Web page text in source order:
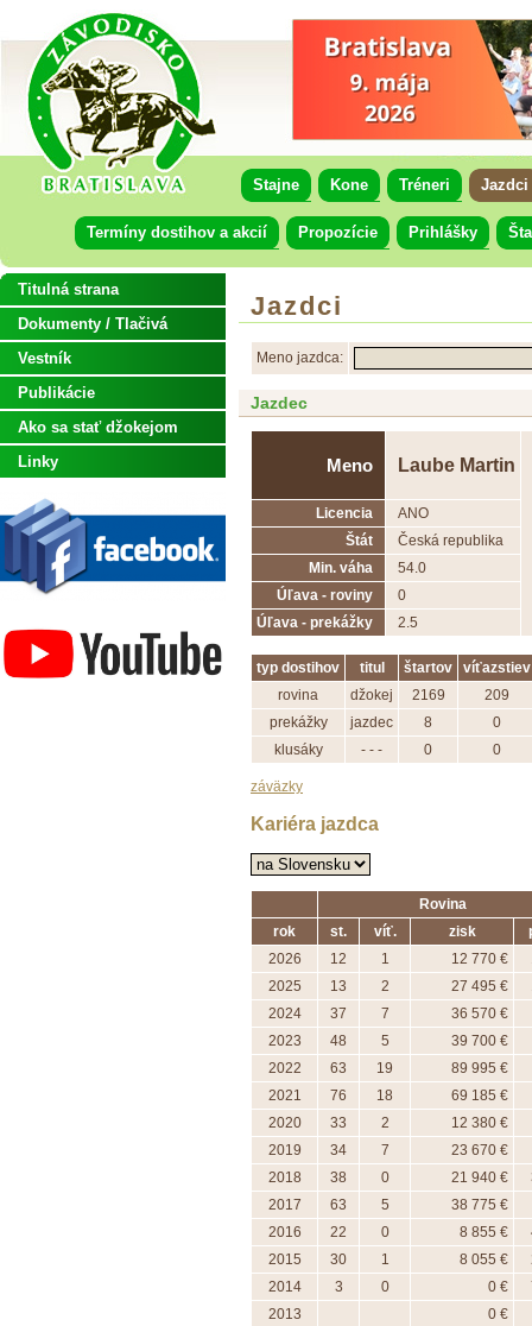
Stajne Kone Tréneri Jazdci
Termíny dostihov a akcií Propozície Prihlášky
Jazdci
Meno jazdca:
Jazdec
Meno Laube Martin
Licencia
ANO
Štát
Česká republika
Min. váha
54.0
Úľava - roviny
0
Úľava - prekážky
2.5
typ dostihov titul štartov
víťazstiev
rovina
džokej 2169
209
prekážky
jazdec 8
0
klusáky
- - - 0 0
záväzky
Kariéra jazdca
Rovina
rok
st. víť. zisk
2026
12 1 12 770 €
2025
13 2 27 495 €
2024
37 7
36 570 €
2023
48 5
39 700 €
2022
63 19
89 995 €
2021
76 18
69 185 €
2020
33 2
12 380 €
2019
34 7
23 670 €
2018
38 0 21 940 €
2017
63 5
38 775 €
2016
22 0 8 855 €
2015
30 1 8 055 €
2014
3 0 0 €
2013
0 €
Titulná strana
Dokumenty / Tlačivá
Vestník
Publikácie
Ako sa stať džokejom
Linky